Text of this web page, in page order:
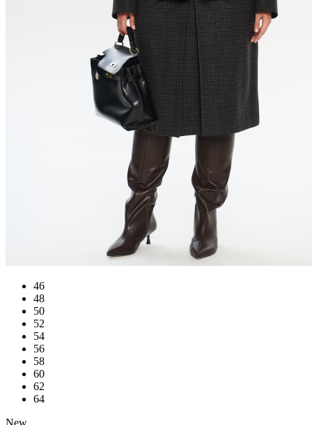
46
48
50
52
54
56
58
60
62
64
New